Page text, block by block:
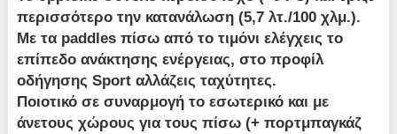
περισσότερο την κατανάλωση (5,7 λτ./100 χλμ.).
Με τα paddles πίσω από το τιμόνι ελέγχεις το
επίπεδο ανάκτησης ενέργειας, στο προφίλ
οδήγησης Sport αλλάζεις ταχύτητες.
Ποιοτικό σε συναρμογή το εσωτερικό και με
άνετους χώρους για τους πίσω (+ πορτμπαγκάζ